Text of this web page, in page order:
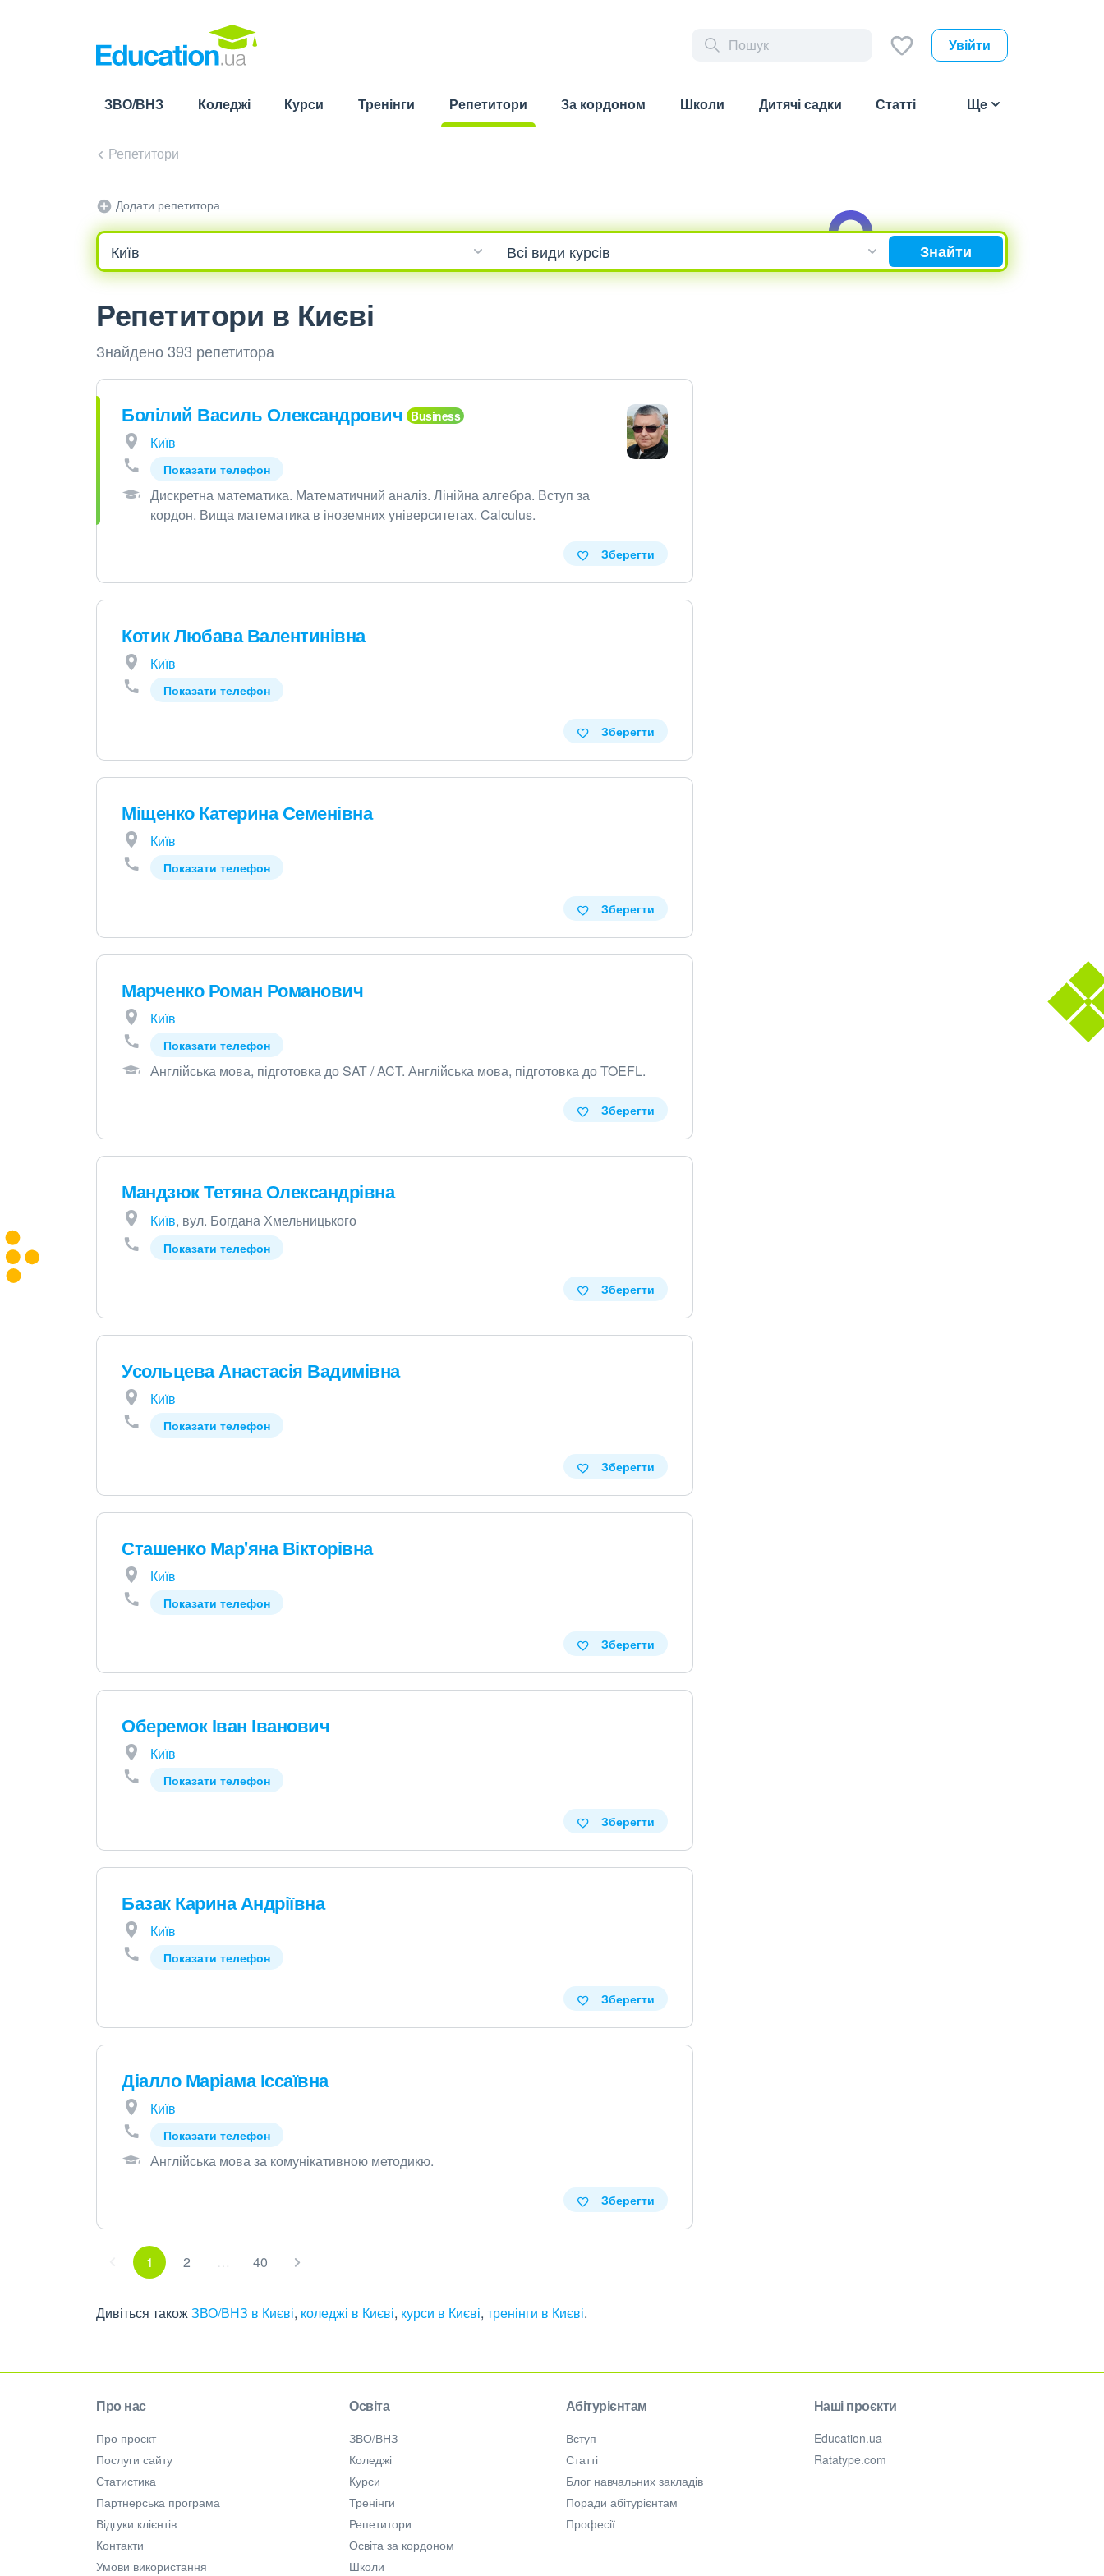
Увійти
ЗВО/ВНЗ Коледжі Курси Тренінги
Репетитори
За кордоном Школи Дитячі садки Статті Ще
Репетитори
Додати репетитора
Знайти
Репетитори в Києві
Знайдено 393 репетитора
Болілий Василь Олександрович
Київ
Показати телефон
Дискретна математика. Математичний аналіз. Лінійна алгебра. Вступ за
кордон. Вища математика в іноземних університетах. Calculus.
Зберегти
Котик Любава Валентинівна
Київ
Показати телефон
Зберегти
Міщенко Катерина Семенівна
Київ
Показати телефон
Зберегти
Марченко Роман Романович
Київ
Показати телефон
Англійська мова, підготовка до SAT / ACT. Англійська мова, підготовка до TOEFL.
Зберегти
Мандзюк Тетяна Олександрівна
Київ, вул. Богдана Хмельницького
Показати телефон
Зберегти
Усольцева Анастасія Вадимівна
Київ
Показати телефон
Зберегти
Сташенко Мар'яна Вікторівна
Київ
Показати телефон
Зберегти
Оберемок Іван Іванович
Київ
Показати телефон
Зберегти
Базак Карина Андріївна
Київ
Показати телефон
Зберегти
Діалло Маріама Іссаївна
Київ
Показати телефон
Англійська мова за комунікативною методикю.
Зберегти
1 2 … 40
Дивіться такожЗВО/ВНЗ в Києві, коледжі в Києві, курси в Києві, тренінги в Києві.
Про нас
Про проєкт
Послуги сайту
Статистика
Партнерська програма
Відгуки клієнтів
Контакти
Умови використання
Освіта
ЗВО/ВНЗ
Коледжі
Курси
Тренінги
Репетитори
Освіта за кордоном
Школи
Абітурієнтам
Вступ
Статті
Блог навчальних закладів
Поради абітурієнтам
Професії
Наші проєкти
Education.ua
Ratatype.com